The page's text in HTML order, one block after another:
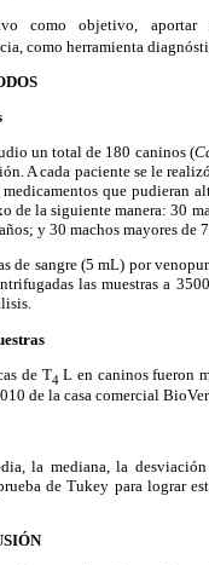
como objetivo,
como herramienta
un total de 180 caninos (
A cada paciente se le
que pudieran
de la siguiente manera: 30
y 30 machos mayores de
de sangre (5 mL) por
las muestras a
de T4L en caninos fueron
de la casa comercial
la mediana, la
de Tukey para lograr